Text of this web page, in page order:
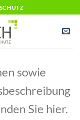
sowie
Sie hier.